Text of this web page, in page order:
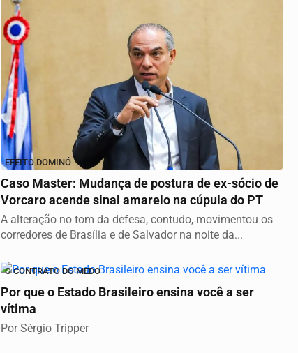
EFEITO DOMINÓ
Caso Master: Mudança de postura de ex-sócio de
Vorcaro acende sinal amarelo na cúpula do PT
A alteração no tom da defesa, contudo, movimentou os
corredores de Brasília e de Salvador na noite da...
O CONTRATO DO MEDO
Por que o Estado Brasileiro ensina você a ser
vítima
Por Sérgio Tripper